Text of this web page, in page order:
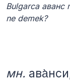
Bulgarca аванс
ne demek?
мн.